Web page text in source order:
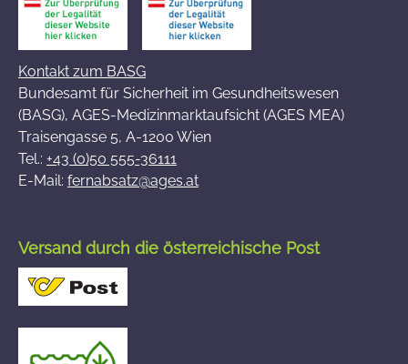
Kontakt zum BASG
Bundesamt für Sicherheit im Gesundheitswesen
(BASG), AGES-Medizinmarktaufsicht (AGES MEA)
Traisengasse 5, A-1200 Wien
Tel.: +43 (0)50 555-36111
E-Mail: fernabsatz@ages.at
Versand durch die österreichische Post